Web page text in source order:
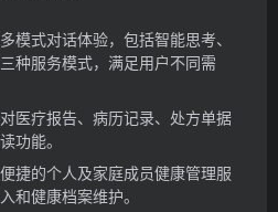
模式对话体验，包括智能思考、
种服务模式，满足用户不同需
医疗报告、病历记录、处方单据
功能。
捷的个人及家庭成员健康管理服
和健康档案维护。